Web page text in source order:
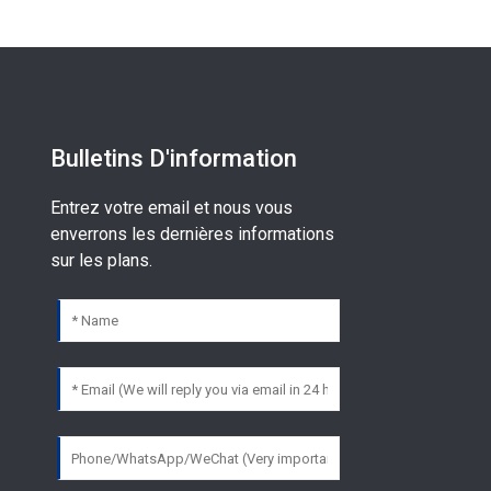
Bulletins D'information
Entrez votre email et nous vous
enverrons les dernières informations
sur les plans.